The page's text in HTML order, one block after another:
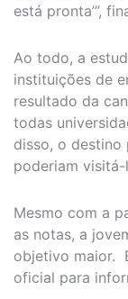
está pronta’”,
Ao todo, a
instituições de
resultado da
todas
disso, o destino
poderiam visitá-
Mesmo com a
as notas, a
objetivo maior.
oficial para